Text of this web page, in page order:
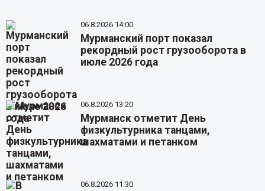
06.8.2026 14:00
Мурманский порт показал
рекордный рост грузооборота в
июле 2026 года
06.8.2026 13:20
Мурманск отметит День
физкультурника танцами,
шахматами и петанком
06.8.2026 11:30